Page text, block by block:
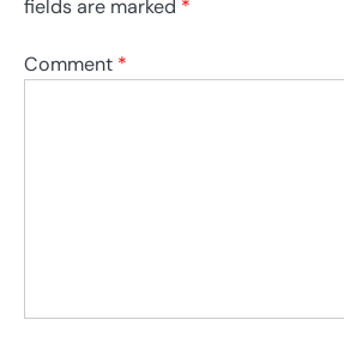
fields are marked *
Comment *